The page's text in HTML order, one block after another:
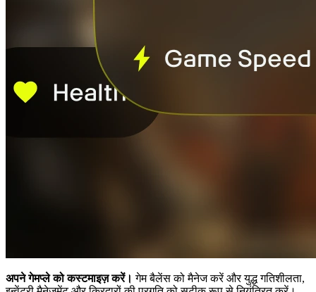
अपने गेमप्ले को कस्टमाइज़ करें। गेम बैलेंस को मैनेज करें और युद्ध गतिशीलता,